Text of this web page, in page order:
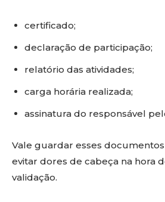
certificado;
declaração de participação;
relatório das atividades;
carga horária realizada;
assinatura do responsável
Vale guardar esses
evitar dores de cabeça na hora
validação.